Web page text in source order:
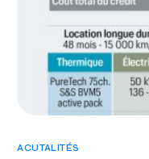
ACUTALITÉS